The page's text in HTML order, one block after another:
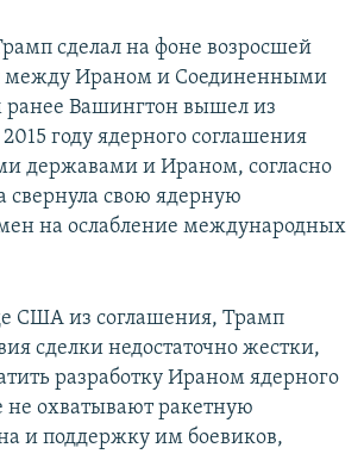
сделал на фоне возросшей
между Ираном и Соединенными
Вашингтон вышел из
году ядерного соглашения
державами и Ираном, согласно
свернула свою ядерную
на ослабление международных
США из соглашения, Трамп
сделки недостаточно жестки,
разработку Ираном ядерного
не охватывают ракетную
и поддержку им боевиков,